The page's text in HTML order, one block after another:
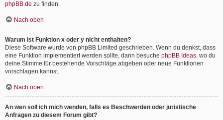
phpBB.de zu finden.
Nach oben
Warum ist Funktion x oder y nicht enthalten?
Diese Software wurde von phpBB Limited geschrieben. Wenn du denkst, dass
eine Funktion implementiert werden sollte, dann besuche phpBB Ideas, wo du
deine Stimme für bestehende Vorschläge abgeben oder neue Funktionen
vorschlagen kannst.
Nach oben
An wen soll ich mich wenden, falls es Beschwerden oder juristische
Anfragen zu diesem Forum gibt?